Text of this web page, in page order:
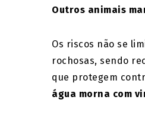
Outros animais
Os riscos não se
rochosas, sendo
que protegem
água morna com